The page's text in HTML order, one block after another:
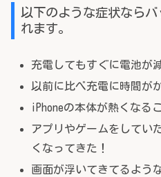
以下のような症状なら
れます。
充電してもすぐに電池が
以前に比べ充電に時間が
iPhoneの本体が熱くなる
アプリやゲームをしてい
くなってきた！
画面が浮いてきてるよう